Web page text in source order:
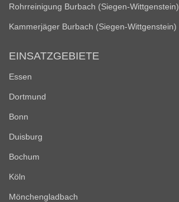
Rohrreinigung Burbach (Siegen-Wittgenstein)
Kammerjäger Burbach (Siegen-Wittgenstein)
EINSATZGEBIETE
Essen
Dortmund
Bonn
Duisburg
Bochum
Köln
Mönchengladbach